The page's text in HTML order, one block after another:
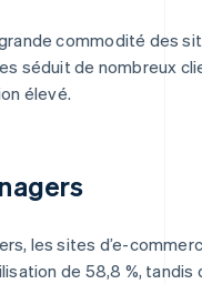
commodité des
séduit de nombreux
élevé.
les sites d’e-
de 58,8 %,